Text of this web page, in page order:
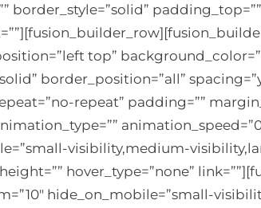
border_style=”solid”
top”
border_position=”all”
repeat” padding=””
visibility,medium-
hover_type=”none”
hide_on_mobile=”small-